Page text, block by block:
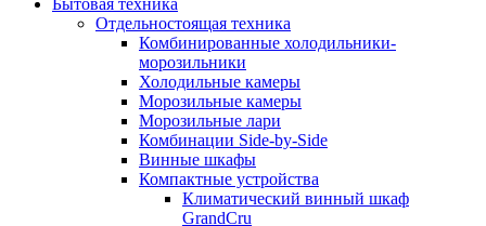
Отдельностоящая техника
Комбинированные холодильники-
морозильники
Холодильные камеры
Морозильные камеры
Морозильные лари
Комбинации Side-by-Side
Винные шкафы
Компактные устройства
Климатический винный шкаф
GrandCru